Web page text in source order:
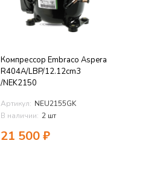
Компрессор Embraco Aspera
R404A/LBP/12.12cm3
/NEK2150
Артикул: NEU2155GK
В наличии: 2 шт
21 500₽